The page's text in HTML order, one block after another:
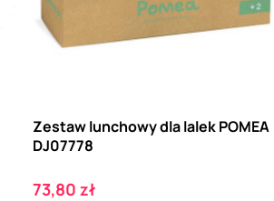
Zestaw lunchowy dla lalek POMEA
DJ07778
Cena
73,80 zł